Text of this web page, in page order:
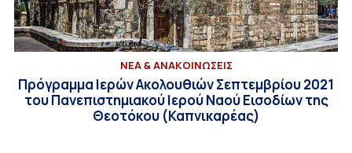
ΝΕΑ & ΑΝΑΚΟΙΝΩΣΕΙΣ
Πρόγραμμα Ιερών Ακολουθιών Σεπτεμβρίου 2021
του Πανεπιστημιακού Ιερού Ναού Εισοδίων της
Θεοτόκου (Καπνικαρέας)